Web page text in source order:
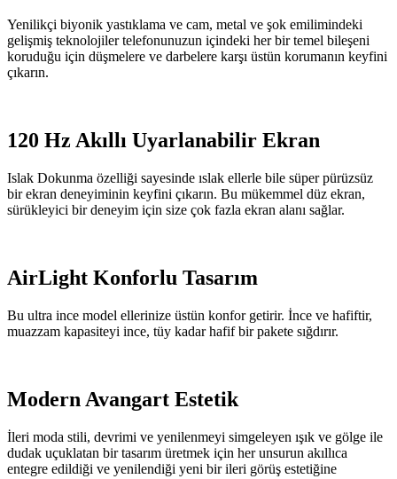
Yenilikçi biyonik yastıklama ve cam, metal ve şok emilimindeki
gelişmiş teknolojiler telefonunuzun içindeki her bir temel bileşeni
koruduğu için düşmelere ve darbelere karşı üstün korumanın keyfini
çıkarın.
120 Hz Akıllı Uyarlanabilir Ekran
Islak Dokunma özelliği sayesinde ıslak ellerle bile süper pürüzsüz
bir ekran deneyiminin keyfini çıkarın. Bu mükemmel düz ekran,
sürükleyici bir deneyim için size çok fazla ekran alanı sağlar.
AirLight Konforlu Tasarım
Bu ultra ince model ellerinize üstün konfor getirir. İnce ve hafiftir,
muazzam kapasiteyi ince, tüy kadar hafif bir pakete sığdırır.
Modern Avangart Estetik
İleri moda stili, devrimi ve yenilenmeyi simgeleyen ışık ve gölge ile
dudak uçuklatan bir tasarım üretmek için her unsurun akıllıca
entegre edildiği ve yenilendiği yeni bir ileri görüş estetiğine